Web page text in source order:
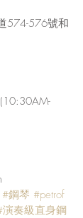
574-576號和
#鋼琴 #petrof
演奏級直身鋼